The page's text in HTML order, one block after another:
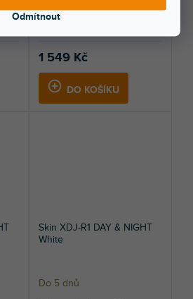
Odmítnout
a
1 549 Kč
DO KOŠÍKU
Nalepovací skin pro Pioneer
XDJ-R1. Ochrání váš kontroler a
Skin XDJ-R1 DAY & NIGHT
White
Do 5 dnů